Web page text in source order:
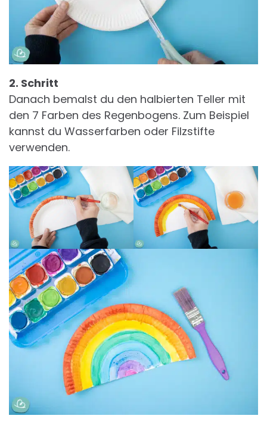
2. Schritt
Danach bemalst du den halbierten Teller mit
den 7 Farben des Regenbogens. Zum Beispiel
kannst du Wasserfarben oder Filzstifte
verwenden.